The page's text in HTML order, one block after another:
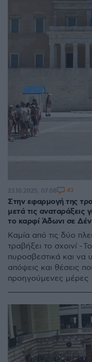
Στην εφαρμογή της
μετά τις αναταράξεις
το καρφί Άδωνι σε
Καμία από τις δύο
τραβήξει το σχοινί -
πυροσβεστικά και να
απόψεις και θέσεις
προηγούμενες μέρες
23.10.2025, 07:08 43